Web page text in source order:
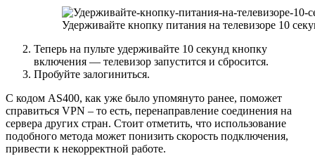
Удерживайте кнопку питания на телевизоре 10
Теперь на пульте удерживайте 10 секунд кнопку
включения — телевизор запустится и сбросится.
Пробуйте залогиниться.
С кодом AS400, как уже было упомянуто ранее, поможет
справиться VPN – то есть, перенаправление соединения на
сервера других стран. Стоит отметить, что использование
подобного метода может понизить скорость подключения,
привести к некорректной работе.